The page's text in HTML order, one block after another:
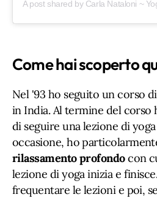
Come hai scoperto
Nel '93 ho seguito un corso
in India. Al termine del corso
di seguire una lezione di
occasione, ho
rilassamento profondocon
lezione di yoga inizia e
frequentare le lezioni e poi,